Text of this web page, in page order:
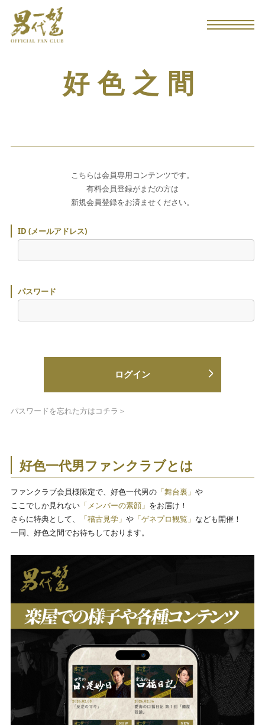
好色之間
こちらは会員専用コンテンツです。
有料会員登録がまだの方は
新規会員登録をお済ませください。
ID (メールアドレス)
パスワード
ログイン
パスワードを忘れた方はコチラ＞
好色一代男ファンクラブとは
ファンクラブ会員様限定で、好色一代男の「舞台裏」 や
ここでしか見れない「メンバーの素顔」 をお届け！
さらに特典として、
「稽古見学」 や「ゲネプロ観覧」 なども開催！
一同、好色之間でお待ちしております。